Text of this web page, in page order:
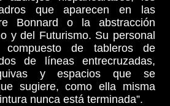
que aparecen en las
Bonnard o la abstracción
y del Futurismo. Su personal
compuesto de tableros de
de líneas entrecruzadas,
y espacios que se
sugiere, como ella misma
nunca está terminada”.